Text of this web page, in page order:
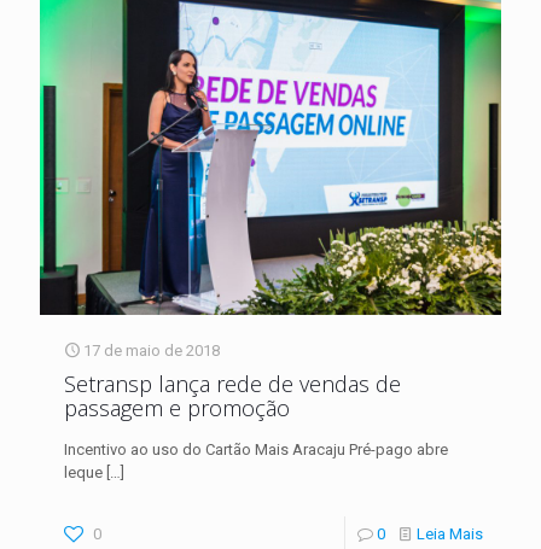
17 de maio de 2018
Setransp lança rede de vendas de
passagem e promoção
Incentivo ao uso do Cartão Mais Aracaju Pré-pago abre
leque […]
0 0 Leia Mais